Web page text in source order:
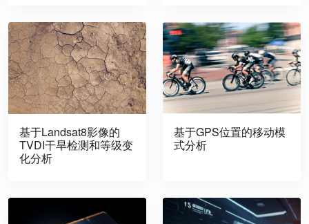
基于Landsat8影像的
TVDI干旱检测和等级变
化分析
基于GPS位置的移动模
式分析